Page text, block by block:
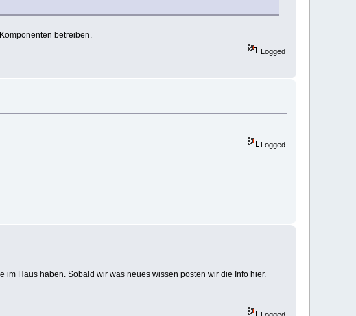
betreiben.
Logged
Logged
im Haus haben. Sobald wir was neues wissen posten wir die Info hier.
Logged